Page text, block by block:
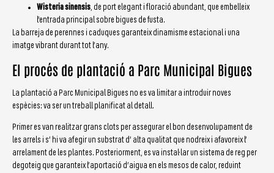
Wisteria sinensis, de port elegant i floració abundant, que embelleix
l’entrada principal sobre bigues de fusta.
La barreja de perennes i caduques garanteix dinamisme estacional i una
imatge vibrant durant tot l’any.
El procés de plantació a Parc Municipal Bigues
La plantació a Parc Municipal Bigues no es va limitar a introduir noves
espècies: va ser un treball planificat al detall.
Primer es van realitzar grans clots per assegurar el bon desenvolupament de
les arrels i s’ hi va afegir un substrat d’ alta qualitat que nodreix i afavoreix l’
arrelament de les plantes. Posteriorment, es va instal·lar un sistema de reg per
degoteig que garanteix l’aportació d’aigua en els mesos de calor, reduint